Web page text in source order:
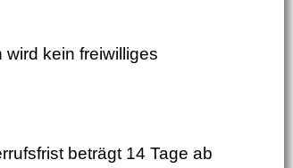
kein freiwilliges
beträgt 14 Tage ab